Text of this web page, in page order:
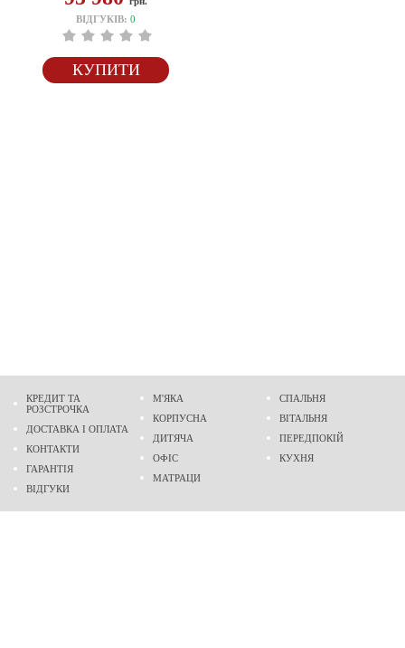
ВІДГУКІВ:0
КУПИТИ
КРЕДИТ ТА
РОЗСТРОЧКА
ДОСТАВКА І ОПЛАТА
КОНТАКТИ
ГАРАНТІЯ
ВІДГУКИ
М'ЯКА
КОРПУСНА
ДИТЯЧА
ОФІС
МАТРАЦИ
СПАЛЬНЯ
ВІТАЛЬНЯ
ПЕРЕДПОКІЙ
КУХНЯ